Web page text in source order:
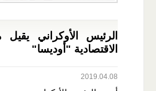
الرئيس الأوكراني
الاقتصادية "أوديسا"
2019.04.08